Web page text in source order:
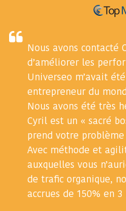
Nous avons contacté
d’améliorer les
Universeo m’avait
entrepreneur du
Nous avons été très
Cyril est un « sacré
prend votre
Avec méthode et
auxquelles vous
de trafic organique,
accrues de 150% en 3